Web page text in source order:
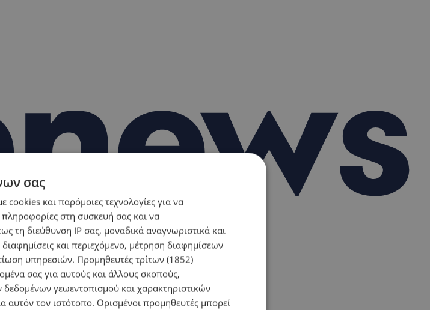
σας
cookies και παρόμοιες τεχνολογίες για να
στη συσκευή σας και να
τη διεύθυνση IP σας, μοναδικά αναγνωριστικά και
και περιεχόμενο, μέτρηση διαφημίσεων
υπηρεσιών. Προμηθευτές τρίτων (1852)
σας για αυτούς και άλλους σκοπούς,
γεωεντοπισμού και χαρακτηριστικών
αυτόν τον ιστότοπο. Ορισμένοι προμηθευτές μπορεί